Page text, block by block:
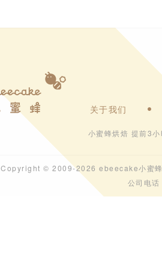
关于我们
小蜜蜂烘焙 提前3
Copyright © 2009-2026 ebeecake小蜜蜂
公司电